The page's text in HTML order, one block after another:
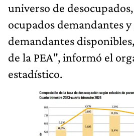
universo de
ocupados demandantes
demandantes
de la PEA", informó el
estadístico.